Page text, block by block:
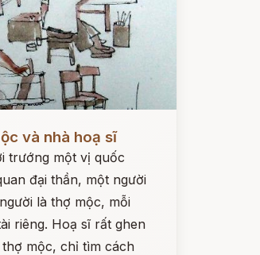
và nhà hoạ sĩ
trướng một vị quốc
đại thần, một người
là thợ mộc, mỗi
riêng. Hoạ sĩ rất ghen
mộc, chỉ tìm cách